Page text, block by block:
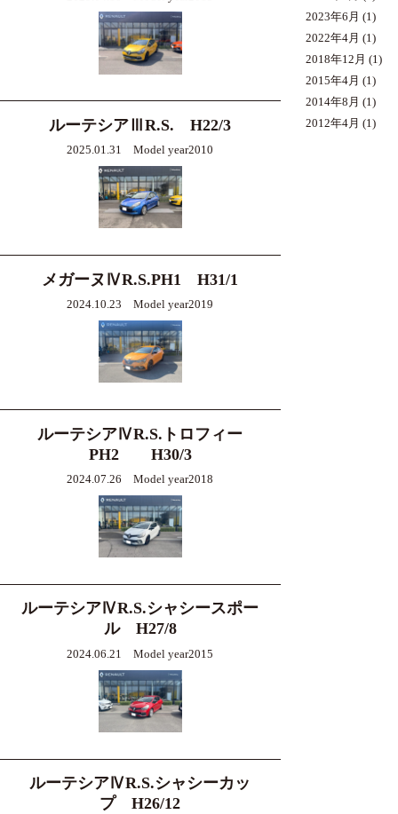
ルーテシアⅢR.S. H22/3
2025.01.31 Model year2010
メガーヌⅣR.S.PH1 H31/1
2024.10.23 Model year2019
ルーテシアⅣR.S.トロフィー
PH2 H30/3
2024.07.26 Model year2018
ルーテシアⅣR.S.シャシースポー
ル H27/8
2024.06.21 Model year2015
ルーテシアⅣR.S.シャシーカッ
プ H26/12
2023年6月 (1)
2022年4月 (1)
2018年12月 (1)
2015年4月 (1)
2014年8月 (1)
2012年4月 (1)